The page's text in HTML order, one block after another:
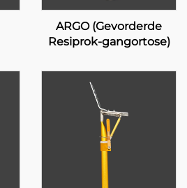
ARGO (Gevorderde
Resiprok-gangortose)